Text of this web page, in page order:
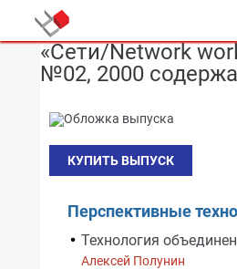
«Сети/Network
№02, 2000
КУПИТЬ ВЫПУСК
Перспективные
Технология
Алексей Полунин